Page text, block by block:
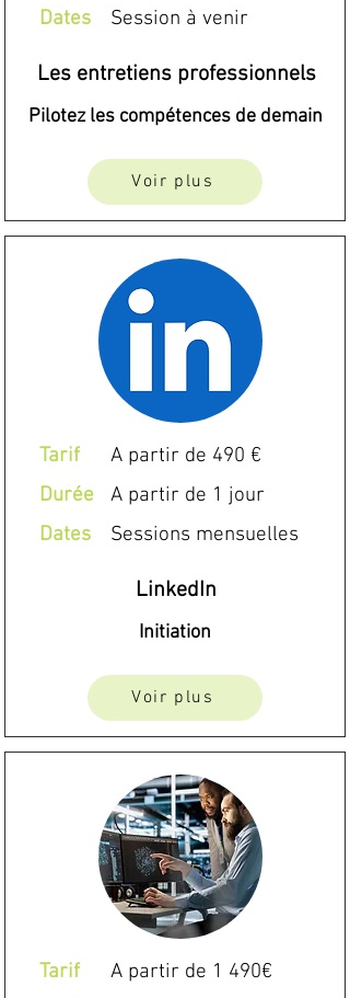
Dates
Session à venir
Les entretiens professionnels
Pilotez les compétences de demain
Voir plus
Tarif
A partir de 490 €
Durée
A partir de 1 jour
Dates
Sessions mensuelles
LinkedIn
Initiation
Voir plus
Tarif
A partir de 1 490€